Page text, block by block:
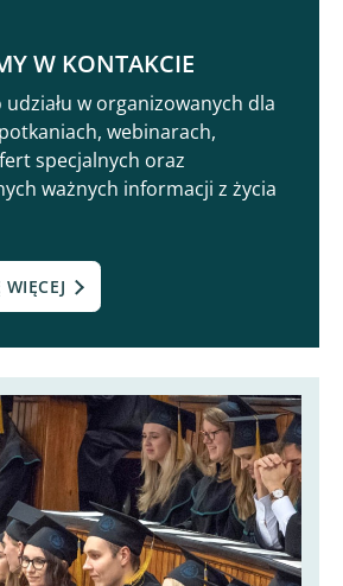
W KONTAKCIE
w organizowanych dla
webinarach,
specjalnych oraz
ważnych informacji z życia